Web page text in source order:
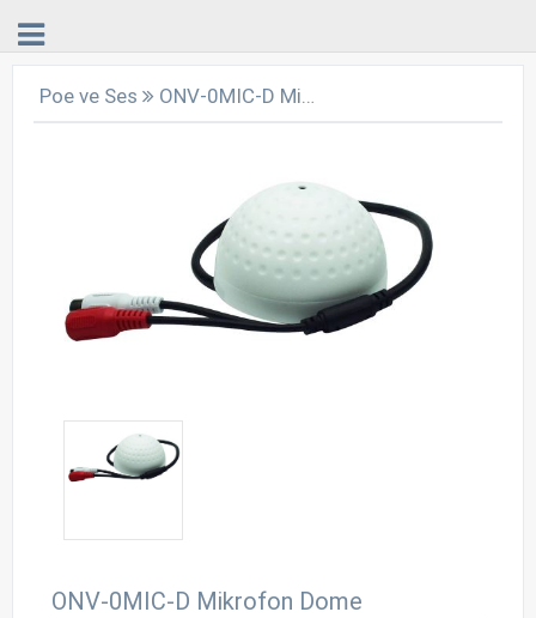
Poe ve Ses ONV-0MIC-D Mikrofon Dome
ONV-0MIC-D Mikrofon Dome